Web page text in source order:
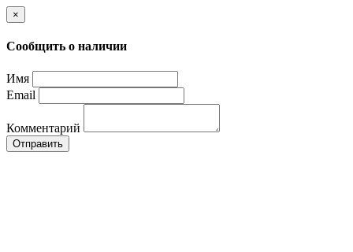
×
Сообщить о наличии
Имя
Email
Комментарий
Отправить